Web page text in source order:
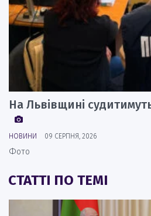
На Львівщині
НОВИНИ 09 СЕРПНЯ, 2026
Фото
СТАТТІ ПО ТЕМІ